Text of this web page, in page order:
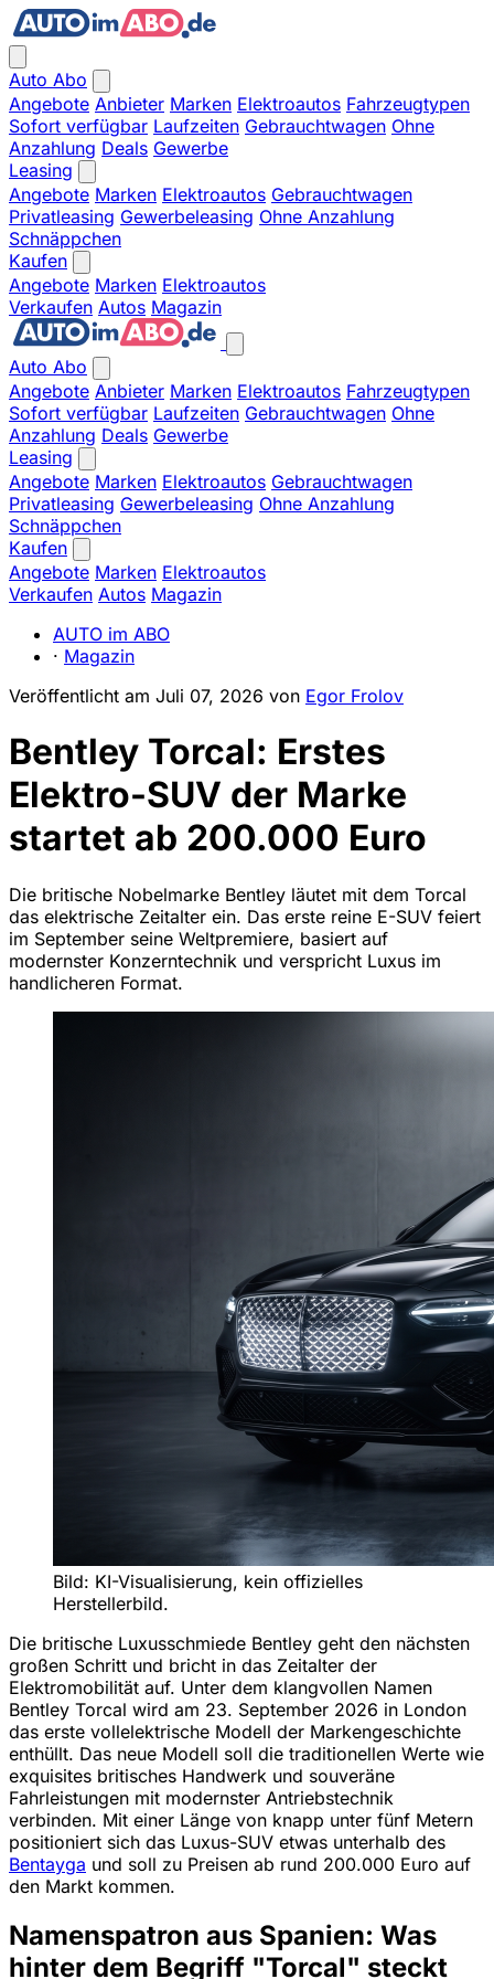
Auto Abo
Angebote Anbieter Marken Elektroautos Fahrzeugtypen
Sofort verfügbar Laufzeiten Gebrauchtwagen Ohne
Anzahlung Deals Gewerbe
Leasing
Angebote Marken Elektroautos Gebrauchtwagen
Privatleasing Gewerbeleasing Ohne Anzahlung
Schnäppchen
Kaufen
Angebote Marken Elektroautos
Verkaufen Autos Magazin
Auto Abo
Angebote Anbieter Marken Elektroautos Fahrzeugtypen
Sofort verfügbar Laufzeiten Gebrauchtwagen Ohne
Anzahlung Deals Gewerbe
Leasing
Angebote Marken Elektroautos Gebrauchtwagen
Privatleasing Gewerbeleasing Ohne Anzahlung
Schnäppchen
Kaufen
Angebote Marken Elektroautos
Verkaufen Autos Magazin
AUTO im ABO
· Magazin
Veröffentlicht am Juli 07, 2026 von Egor Frolov
Bentley Torcal: Erstes
Elektro-SUV der Marke
startet ab 200.000 Euro
Die britische Nobelmarke Bentley läutet mit dem Torcal
das elektrische Zeitalter ein. Das erste reine E-SUV feiert
im September seine Weltpremiere, basiert auf
modernster Konzerntechnik und verspricht Luxus im
handlicheren Format.
Bild: KI-Visualisierung, kein offizielles
Herstellerbild.
Die britische Luxusschmiede Bentley geht den nächsten
großen Schritt und bricht in das Zeitalter der
Elektromobilität auf. Unter dem klangvollen Namen
Bentley Torcal wird am 23. September 2026 in London
das erste vollelektrische Modell der Markengeschichte
enthüllt. Das neue Modell soll die traditionellen Werte wie
exquisites britisches Handwerk und souveräne
Fahrleistungen mit modernster Antriebstechnik
verbinden. Mit einer Länge von knapp unter fünf Metern
positioniert sich das Luxus-SUV etwas unterhalb des
Bentayga und soll zu Preisen ab rund 200.000 Euro auf
den Markt kommen.
Namenspatron aus Spanien: Was
hinter dem Begriff "Torcal" steckt